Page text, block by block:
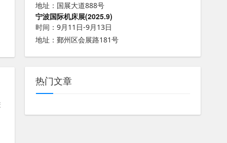
地址：国展大道888号
宁波国际机床展(2025.9)
时间：9月11日-9月13日
地址：鄞州区会展路181号
热门文章